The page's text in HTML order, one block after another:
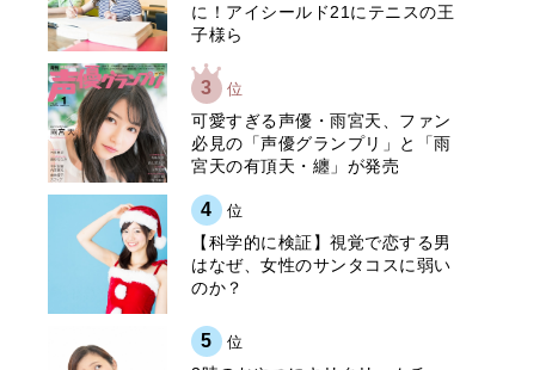
に！アイシールド21にテニスの王
子様ら
3 位
可愛すぎる声優・雨宮天、ファン
必見の「声優グランプリ」と「雨
宮天の有頂天・纏」が発売
4 位
【科学的に検証】視覚で恋する男
はなぜ、女性のサンタコスに弱い
のか？
5 位